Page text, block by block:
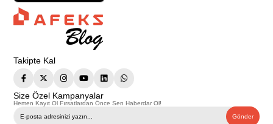
Takipte Kal
Size Özel Kampanyalar
Hemen Kayıt Ol Fırsatlardan Önce Sen Haberdar Ol!
Gönder